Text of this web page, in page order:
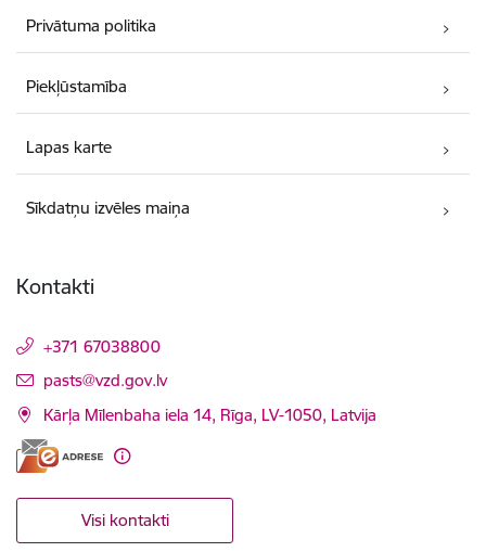
Privātuma politika
Piekļūstamība
Lapas karte
Sīkdatņu izvēles maiņa
Kontakti
+371 67038800
E-pasts:
pasts@vzd.gov.lv
Kārļa Mīlenbaha iela 14, Rīga, LV-1050, Latvija
Visi kontakti